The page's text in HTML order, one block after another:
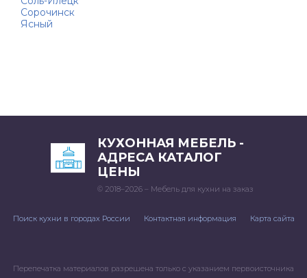
Сорочинск
Ясный
КУХОННАЯ МЕБЕЛЬ -
АДРЕСА КАТАЛОГ
ЦЕНЫ
© 2018–2026 – Мебель для кухни на заказ
Поиск кухни в городах России Контактная информация Карта сайта
Перепечатка материалов разрешена только с указанием первоисточника